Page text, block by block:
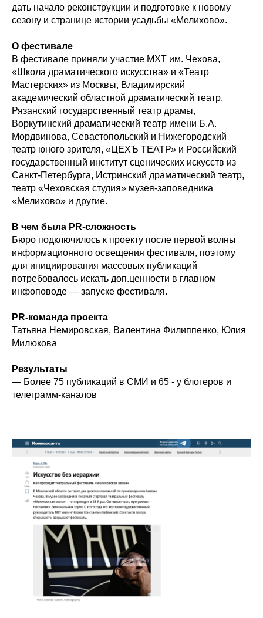
дать начало реконструкции и подготовке к новому
сезону и странице истории усадьбы «Мелихово».
О фестивале
В фестивале приняли участие МХТ им. Чехова,
«Школа драматического искусства» и «Театр
Мастерских» из Москвы, Владимирский
академический областной драматический театр,
Рязанский государственный театр драмы,
Воркутинский драматический театр имени Б.А.
Мордвинова, Севастопольский и Нижегородский
театр юного зрителя, «ЦЕХЪ ТЕАТР» и Российский
государственный институт сценических искусств из
Санкт-Петербурга, Истринский драматический театр,
театр «Чеховская студия» музея-заповедника
«Мелихово» и другие.
В чем была PR-сложность
Бюро подключилось к проекту после первой волны
информационного освещения фестиваля, поэтому
для инициирования массовых публикаций
потребовалось искать доп.ценности в главном
инфоповоде — запуске фестиваля.
PR-команда проекта
Татьяна Немировская, Валентина Филиппенко, Юлия
Милюкова
Результаты
— Более 75 публикаций в СМИ и 65 - у блогеров и
телеграмм-каналов